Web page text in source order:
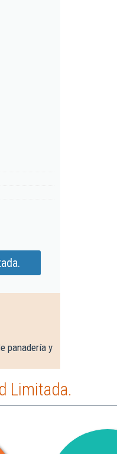
panadería y
Limitada.